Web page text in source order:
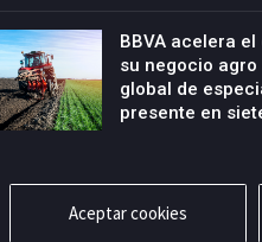
BBVA acelera
su negocio
global de
presente en
Aceptar cookies